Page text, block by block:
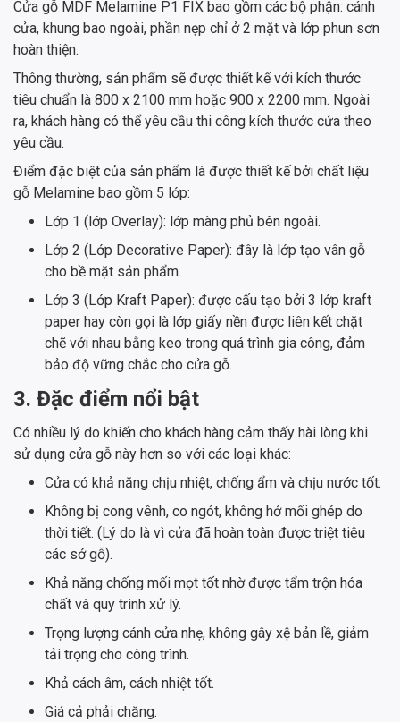
Cửa gỗ MDF Melamine P1 FIX bao gồm các bộ phận: cánh
cửa, khung bao ngoài, phần nẹp chỉ ở 2 mặt và lớp phun sơn
hoàn thiện.
Thông thường, sản phẩm sẽ được thiết kế với kích thước
tiêu chuẩn là 800 x 2100 mm hoặc 900 x 2200 mm. Ngoài
ra, khách hàng có thể yêu cầu thi công kích thước cửa theo
yêu cầu.
Điểm đặc biệt của sản phẩm là được thiết kế bởi chất liệu
gỗ Melamine bao gồm 5 lớp:
Lớp 1 (lớp Overlay): lớp màng phủ bên ngoài.
Lớp 2 (Lớp Decorative Paper): đây là lớp tạo vân gỗ
cho bề mặt sản phẩm.
Lớp 3 (Lớp Kraft Paper): được cấu tạo bởi 3 lớp kraft
paper hay còn gọi là lớp giấy nền được liên kết chặt
chẽ với nhau bằng keo trong quá trình gia công, đảm
bảo độ vững chắc cho cửa gỗ.
3. Đặc điểm nổi bật
Có nhiều lý do khiến cho khách hàng cảm thấy hài lòng khi
sử dụng cửa gỗ này hơn so với các loại khác:
Cửa có khả năng chịu nhiệt, chống ẩm và chịu nước tốt.
Không bị cong vênh, co ngót, không hở mối ghép do
thời tiết. (Lý do là vì cửa đã hoàn toàn được triệt tiêu
các sớ gỗ).
Khả năng chống mối mọt tốt nhờ được tẩm trộn hóa
chất và quy trình xử lý.
Trọng lượng cánh cửa nhẹ, không gây xệ bản lề, giảm
tải trọng cho công trình.
Khả cách âm, cách nhiệt tốt.
Giá cả phải chăng.